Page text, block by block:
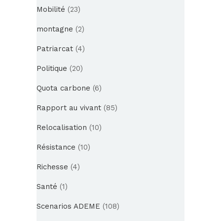
Mobilité (23)
montagne (2)
Patriarcat (4)
Politique (20)
Quota carbone (6)
Rapport au vivant (85)
Relocalisation (10)
Résistance (10)
Richesse (4)
Santé (1)
Scenarios ADEME (108)